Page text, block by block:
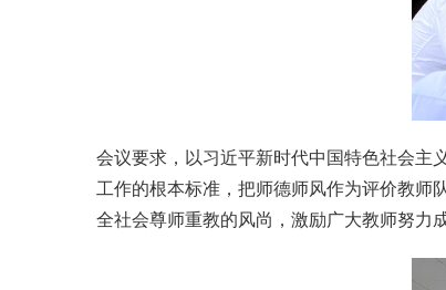
会议要求，以习近平新时代中国特色社会主
工作的根本标准，把师德师风作为评价教师
全社会尊师重教的风尚，激励广大教师努力